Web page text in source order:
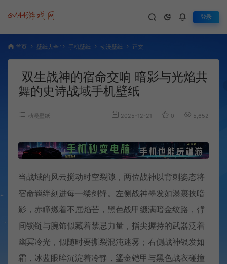
登录
首页 壁纸大全 手机壁纸 动漫壁纸 正文
双生战神的宿命交响 暗影与光焰共
舞的史诗战域手机壁纸
动漫壁纸 2025-12-21 0 5,652
当战域的风云搅动时空裂隙，两位战神以背刺姿态将
宿命羁绊刻进每一缕剑锋。左侧战神墨发如瀑裹挟暗
影，赤瞳燃着不屈焰芒，黑色战甲缀满暗金纹路，臂
间锁链与腕饰似藏着禁忌力量，指尖握持的武器泛着
幽冥冷光，似随时要撕裂混沌迷雾；右侧战神银发如
霜，冰蓝眼眸沉淀着冷静，鎏金铠甲与黑色战衣碰撞